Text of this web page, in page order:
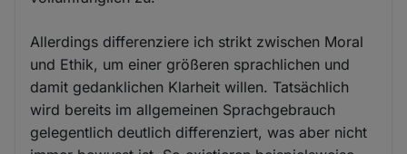
Allerdings differenziere ich strikt zwischen Moral
und Ethik, um einer größeren sprachlichen und
damit gedanklichen Klarheit willen. Tatsächlich
wird bereits im allgemeinen Sprachgebrauch
gelegentlich deutlich differenziert, was aber nicht